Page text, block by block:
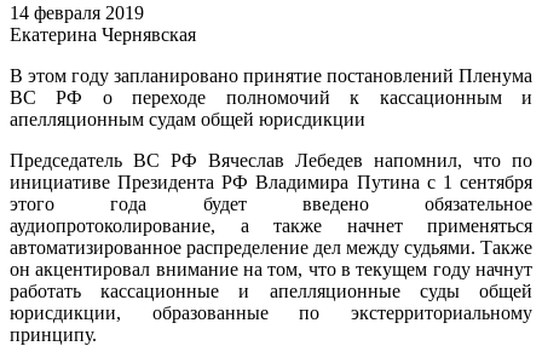
14 февраля 2019
Екатерина Чернявская
В этом году запланировано принятие постановлений Пленума
ВС РФ о переходе полномочий к кассационным и
апелляционным судам общей юрисдикции
Председатель ВС РФ Вячеслав Лебедев напомнил, что по
инициативе Президента РФ Владимира Путина с 1 сентября
этого года будет введено обязательное
аудиопротоколирование, а также начнет применяться
автоматизированное распределение дел между судьями. Также
он акцентировал внимание на том, что в текущем году начнут
работать кассационные и апелляционные суды общей
юрисдикции, образованные по экстерриториальному
принципу.